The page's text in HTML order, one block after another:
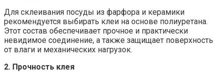
Для склеивания посуды из фарфора и керамики
рекомендуется выбирать клеи на основе полиуретана.
Этот состав обеспечивает прочное и практически
невидимое соединение, а также защищает поверхность
от влаги и механических нагрузок.
2. Прочность клея